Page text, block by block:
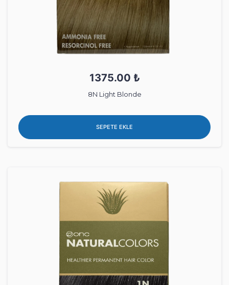
1375.00 ₺
8N Light Blonde
SEPETE EKLE